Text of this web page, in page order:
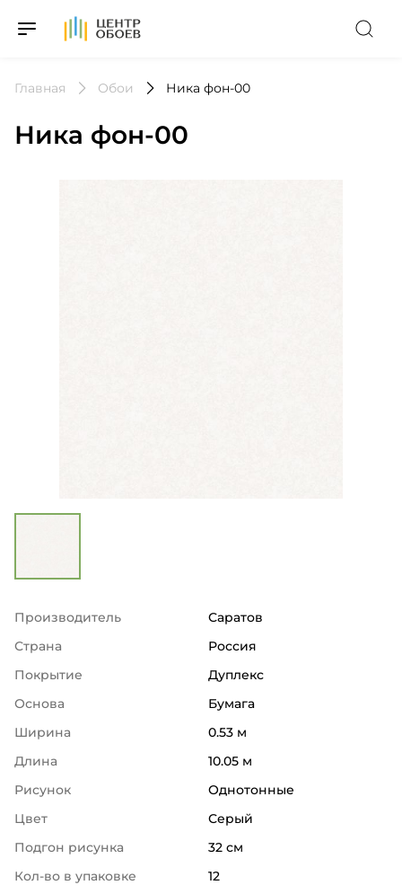
На Главную
Главная Обои Ника фон-00
Ника фон-00
Производитель
Саратов
Страна
Россия
Покрытие
Дуплекс
Основа
Бумага
Ширина
0.53 м
Длина
10.05 м
Рисунок
Однотонные
Цвет
Серый
Подгон рисунка
32 см
Кол-во в упаковке
12